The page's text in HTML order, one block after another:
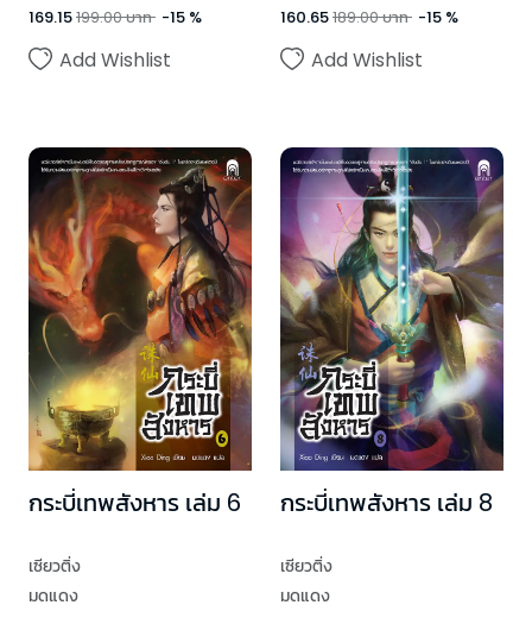
169.15199.00บาท -15 %
Add Wishlist
160.65189.00บาท -15 %
Add Wishlist
กระบี่เทพสังหาร เล่ม 6
เซียวติ่ง
มดแดง
กระบี่เทพสังหาร เล่ม 8
เซียวติ่ง
มดแดง